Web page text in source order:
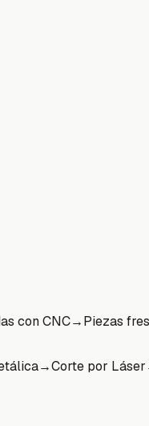
con CNC→Piezas
→Corte por Láser